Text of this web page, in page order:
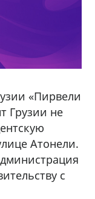
«Пирвели
Грузии не
Атонели.
с